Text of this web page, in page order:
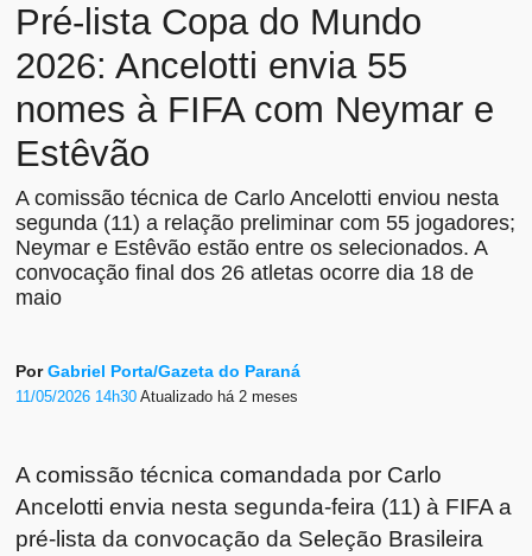
Pré-lista Copa do Mundo
2026: Ancelotti envia 55
nomes à FIFA com Neymar e
Estêvão
A comissão técnica de Carlo Ancelotti enviou nesta
segunda (11) a relação preliminar com 55 jogadores;
Neymar e Estêvão estão entre os selecionados. A
convocação final dos 26 atletas ocorre dia 18 de
maio
PorGabriel Porta/Gazeta do Paraná
11/05/2026 14h30Atualizado há 2 meses
A comissão técnica comandada por Carlo
Ancelotti envia nesta segunda-feira (11) à FIFA a
pré-lista da convocação da Seleção Brasileira